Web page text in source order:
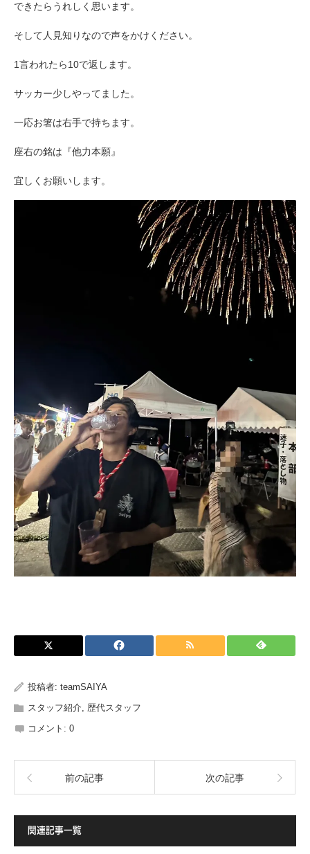
できたらうれしく思います。
そして人見知りなので声をかけください。
1言われたら10で返します。
サッカー少しやってました。
一応お箸は右手で持ちます。
座右の銘は『他力本願』
宜しくお願いします。
投稿者: teamSAIYA
スタッフ紹介 歴代スタッフ
コメント: 0
前の記事 次の記事
関連記事一覧